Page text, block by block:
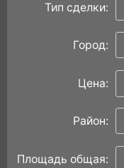
Тип сделки:
Город:
Цена:
Район:
Площадь общая: